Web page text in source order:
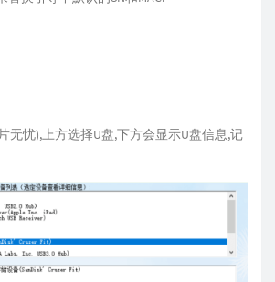
无忧),上方选择U盘,下方会显示U盘信息,记